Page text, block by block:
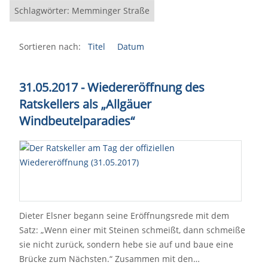
Schlagwörter: Memminger Straße
Sortieren nach: Titel Datum
31.05.2017 - Wiedereröffnung des
Ratskellers als „Allgäuer
Windbeutelparadies“
Dieter Elsner begann seine Eröffnungsrede mit dem
Satz: „Wenn einer mit Steinen schmeißt, dann schmeiße
sie nicht zurück, sondern hebe sie auf und baue eine
Brücke zum Nächsten.“ Zusammen mit den…